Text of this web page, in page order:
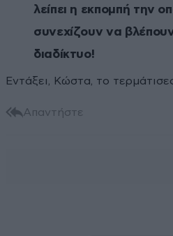
λείπει η εκπομπή την
συνεχίζουν να
διαδίκτυο!
Εντάξει, Κώστα, το
Απαντήστε